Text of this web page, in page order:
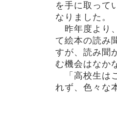
を手に取って
なりました。
昨年度より
て絵本の読み
すが、読み聞
む機会はなか
「高校生は
れず、色々な